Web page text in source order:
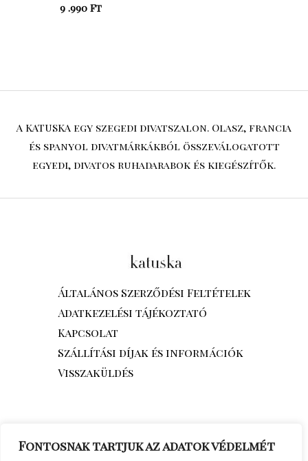
Fontosnak tartjuk az adatok védelmét
9 .990 Ft
A KATUSKA egy szegedi divatszalon. Olasz, francia
és spanyol divatmárkákból összeválogatott
egyedi, divatos ruhadarabok és kiegészítők.
Általános Szerződési Feltételek
Adatkezelési tájékoztató
Kapcsolat
Szállítási díjak és információk
Visszaküldés